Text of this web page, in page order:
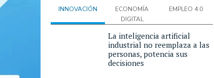
INNOVACIÓN
ECONOMÍA
DIGITAL
EMPLEO 4.0
La inteligencia artificial
industrial no reemplaza a las
personas, potencia sus
decisiones